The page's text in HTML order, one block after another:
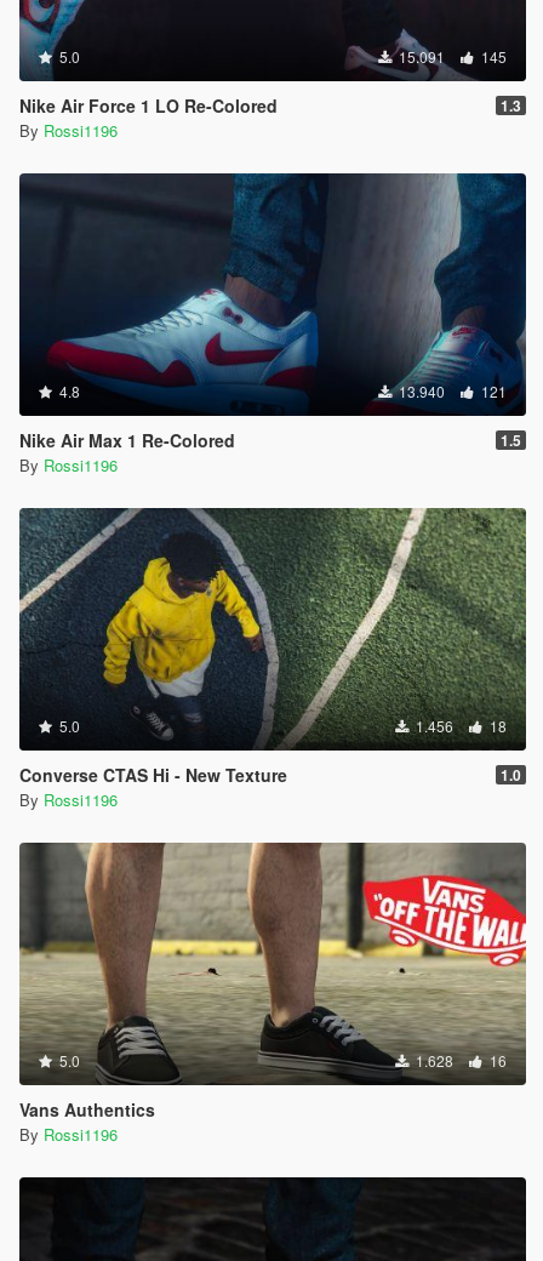
5.0 15.091 145
Nike Air Force 1 LO Re-Colored 1.3
By Rossi1196
4.8 13.940 121
Nike Air Max 1 Re-Colored 1.5
By Rossi1196
5.0 1.456 18
Converse CTAS Hi - New Texture 1.0
By Rossi1196
5.0 1.628 16
Vans Authentics
By Rossi1196